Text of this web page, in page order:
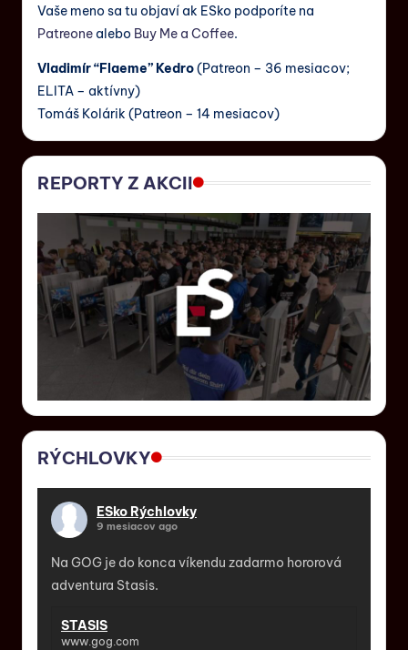
Vaše meno sa tu objaví ak ESko podporíte na
Patreone alebo Buy Me a Coffee.
Vladimír “Flaeme” Kedro(Patreon – 36 mesiacov;
ELITA – aktívny)
Tomáš Kolárik (Patreon – 14 mesiacov)
REPORTY Z AKCII
RÝCHLOVKY
ESko Rýchlovky
9 mesiacov ago
Na GOG je do konca víkendu zadarmo hororová
adventura Stasis.
STASIS
www.gog.com